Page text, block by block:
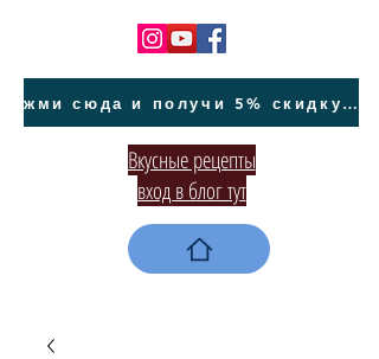
жми сюда и получи 5% скидку на покупку авто на Кипре и автообслуживание
Вкусные рецепты
вход в блог тут